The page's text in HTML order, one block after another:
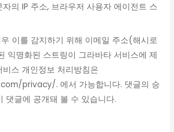
의 IP 주소, 브라우저 사용자 에이전트 스
이를 감지하기 위해 이메일 주소(해시로
익명화된 스트링이 그라바타 서비스에 제
스 개인정보 처리방침은
privacy/. 에서 가능합니다. 댓글의 승
댓글에 공개돼 볼 수 있습니다.